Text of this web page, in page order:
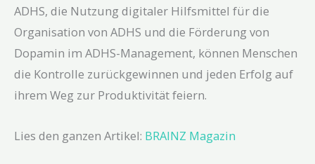
ADHS, die Nutzung digitaler Hilfsmittel für die
Organisation von ADHS und die Förderung von
Dopamin im ADHS-Management, können Menschen
die Kontrolle zurückgewinnen und jeden Erfolg auf
ihrem Weg zur Produktivität feiern.
Lies den ganzen Artikel: BRAINZ Magazin